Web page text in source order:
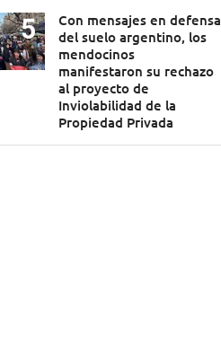
Con mensajes en defensa
del suelo argentino, los
mendocinos
manifestaron su rechazo
al proyecto de
Inviolabilidad de la
Propiedad Privada